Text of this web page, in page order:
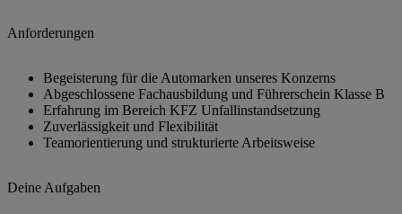
Anforderungen
Begeisterung für die Automarken unseres Konzerns
Abgeschlossene Fachausbildung und Führerschein Klasse B
Erfahrung im Bereich KFZ Unfallinstandsetzung
Zuverlässigkeit und Flexibilität
Teamorientierung und strukturierte Arbeitsweise
Deine Aufgaben